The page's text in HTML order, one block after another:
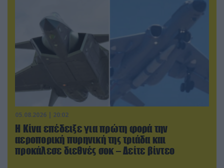
05.08.2026 | 20:02
Η Κίνα επέδειξε για πρώτη φορά την
αεροπορική πυρηνική της τριάδα και
προκάλεσε διεθνές σοκ – Δείτε βίντεο